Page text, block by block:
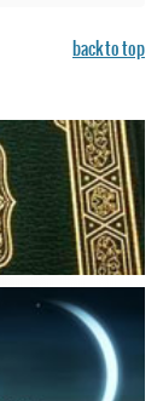
back to top